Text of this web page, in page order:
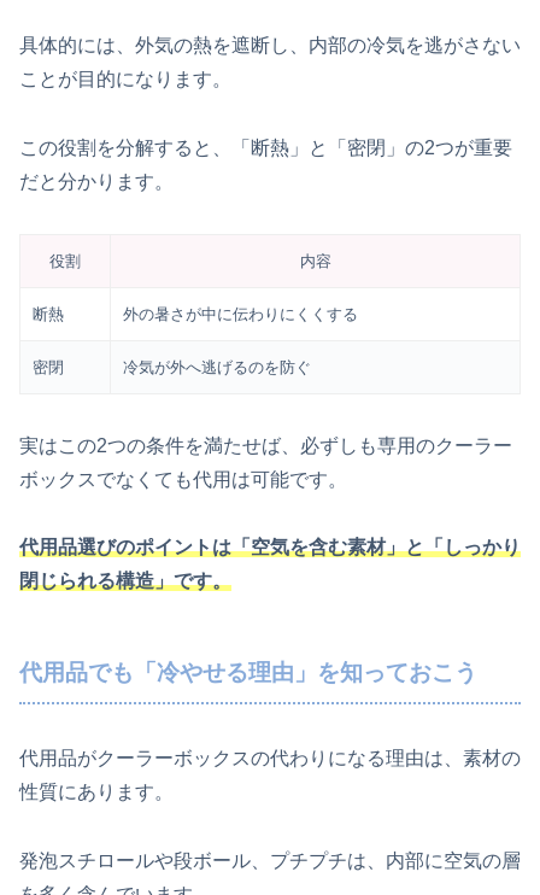
具体的には、外気の熱を遮断し、内部の冷気を逃がさない
ことが目的になります。
この役割を分解すると、「断熱」と「密閉」の2つが重要
だと分かります。
役割 内容
断熱 外の暑さが中に伝わりにくくする
密閉 冷気が外へ逃げるのを防ぐ
実はこの2つの条件を満たせば、必ずしも専用のクーラー
ボックスでなくても代用は可能です。
代用品選びのポイントは「空気を含む素材」と「しっかり
閉じられる構造」です。
代用品でも「冷やせる理由」を知っておこう
代用品がクーラーボックスの代わりになる理由は、素材の
性質にあります。
発泡スチロールや段ボール、プチプチは、内部に空気の層